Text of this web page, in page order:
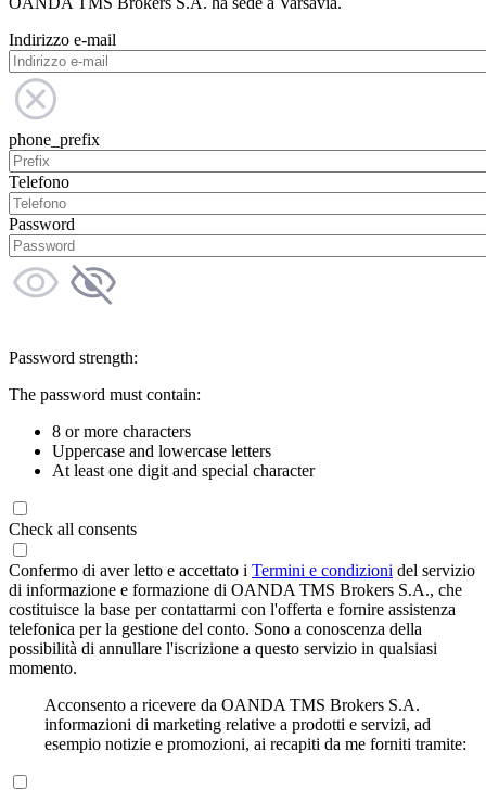
Indirizzo e-mail
phone_prefix
Telefono
Password
Password strength:
The password must contain:
8 or more characters
Uppercase and lowercase letters
At least one digit and special character
Check all consents
Confermo di aver letto e accettato i Termini e condizioni del servizio
di informazione e formazione di OANDA TMS Brokers S.A., che
costituisce la base per contattarmi con l'offerta e fornire assistenza
telefonica per la gestione del conto. Sono a conoscenza della
possibilità di annullare l'iscrizione a questo servizio in qualsiasi
momento.
Acconsento a ricevere da OANDA TMS Brokers S.A.
informazioni di marketing relative a prodotti e servizi, ad
esempio notizie e promozioni, ai recapiti da me forniti tramite: